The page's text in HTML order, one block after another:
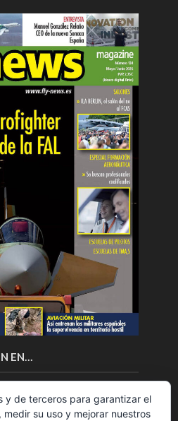
EN…
y de terceros para garantizar el
su uso y mejorar nuestros